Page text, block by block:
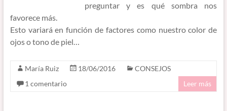
preguntar y es qué sombra nos
favorece más.
Esto variará en función de factores como nuestro color de
ojos o tono de piel…
María Ruiz 18/06/2016
CONSEJOS
1 comentario
Leer más